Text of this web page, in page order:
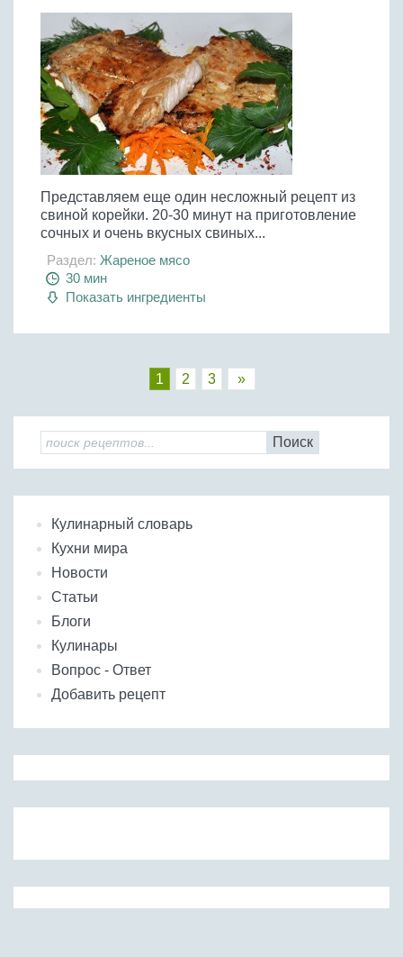
Представляем еще один несложный рецепт из
свиной корейки. 20-30 минут на приготовление
сочных и очень вкусных свиных...
Раздел: Жареное мясо
30 мин
Показать ингредиенты
1 2 3 »
Поиск
Кулинарный словарь
Кухни мира
Новости
Статьи
Блоги
Кулинары
Вопрос - Ответ
Добавить рецепт